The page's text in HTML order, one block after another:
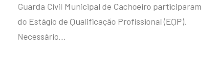
Guarda Civil Municipal de Cachoeiro participaram
do Estágio de Qualificação Profissional (EQP).
Necessário…